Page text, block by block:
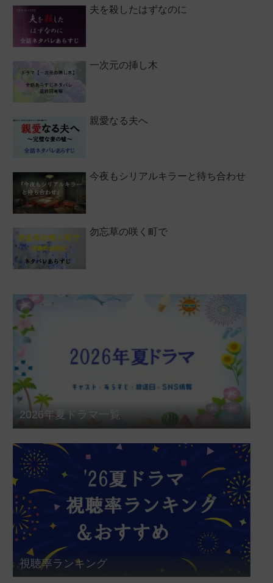
夫を殺したはずなのに
一次元の挿し木
親愛なる夫へ
今夜もシリアルキラーと待ち合わせ
勿忘草の咲く町で
2026年夏ドラマ一覧
視聴率ランキング